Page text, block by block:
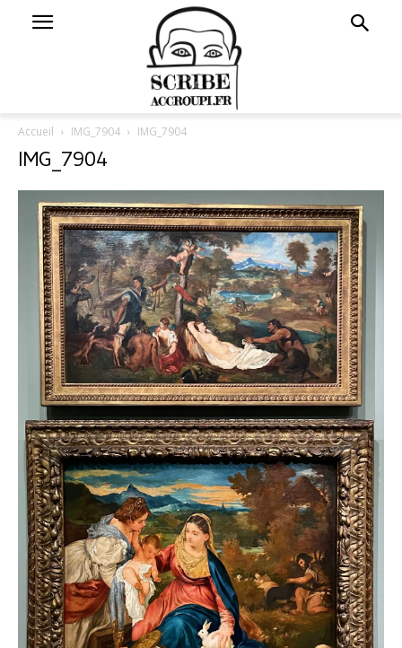
Accueil IMG_7904 IMG_7904
IMG_7904